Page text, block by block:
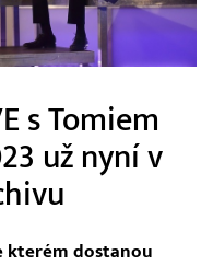
s Tomiem
už nyní v
kterém dostanou